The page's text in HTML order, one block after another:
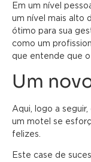
Em um nível
um nível mais alto
ótimo para sua
como um
que entende que
Um
Aqui, logo a
um motel se
felizes.
Este case de